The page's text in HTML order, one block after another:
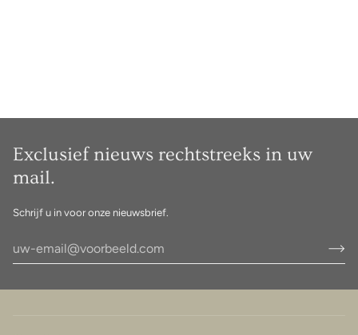
Exclusief nieuws rechtstreeks in uw
mail.
Schrijf u in voor onze nieuwsbrief.